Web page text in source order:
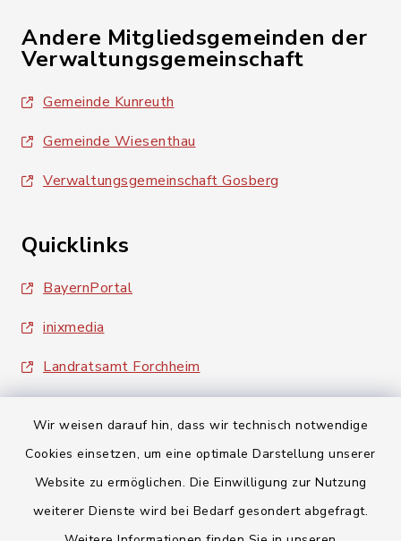
Wir weisen darauf hin, dass wir technisch notwendige
Cookies einsetzen, um eine optimale Darstellung unserer
Website zu ermöglichen. Die Einwilligung zur Nutzung
weiterer Dienste wird bei Bedarf gesondert abgefragt.
Andere Mitgliedsgemeinden der
Verwaltungsgemeinschaft
Gemeinde Kunreuth
Gemeinde Wiesenthau
Verwaltungsgemeinschaft Gosberg
Quicklinks
BayernPortal
inixmedia
Landratsamt Forchheim